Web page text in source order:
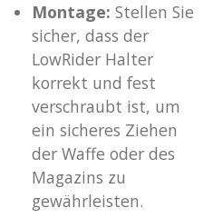
Montage: Stellen Sie
sicher, dass der
LowRider Halter
korrekt und fest
verschraubt ist, um
ein sicheres Ziehen
der Waffe oder des
Magazins zu
gewährleisten.